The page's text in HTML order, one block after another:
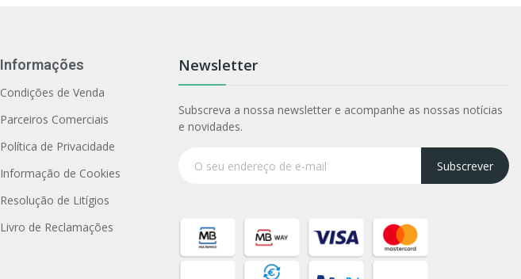
Informações
Condições de Venda
Parceiros Comerciais
Política de Privacidade
Informação de Cookies
Resolução de Litígios
Livro de Reclamações
Newsletter
Subscreva a nossa newsletter e acompanhe as nossas notícias
e novidades.
Subscrever